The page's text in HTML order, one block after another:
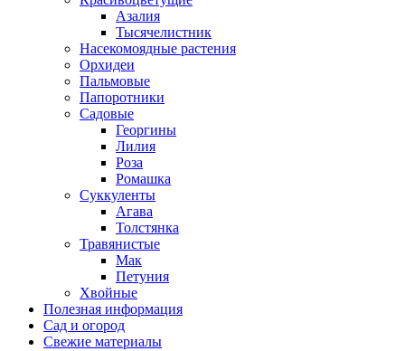
Азалия
Тысячелистник
Насекомоядные растения
Орхидеи
Пальмовые
Папоротники
Садовые
Георгины
Лилия
Роза
Ромашка
Суккуленты
Агава
Толстянка
Травянистые
Мак
Петуния
Хвойные
Полезная информация
Сад и огород
Свежие материалы